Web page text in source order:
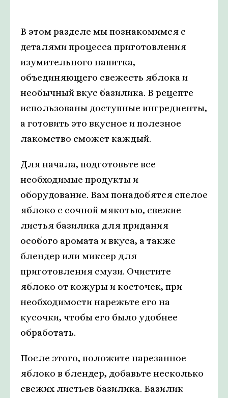
В этом разделе мы познакомимся с
деталями процесса приготовления
изумительного напитка,
объединяющего свежесть яблока и
необычный вкус базилика. В рецепте
использованы доступные ингредиенты,
а готовить это вкусное и полезное
лакомство сможет каждый.
Для начала, подготовьте все
необходимые продукты и
оборудование. Вам понадобятся спелое
яблоко с сочной мякотью, свежие
листья базилика для придания
особого аромата и вкуса, а также
блендер или миксер для
приготовления смузи. Очистите
яблоко от кожуры и косточек, при
необходимости нарежьте его на
кусочки, чтобы его было удобнее
обработать.
После этого, положите нарезанное
яблоко в блендер, добавьте несколько
свежих листьев базилика. Базилик